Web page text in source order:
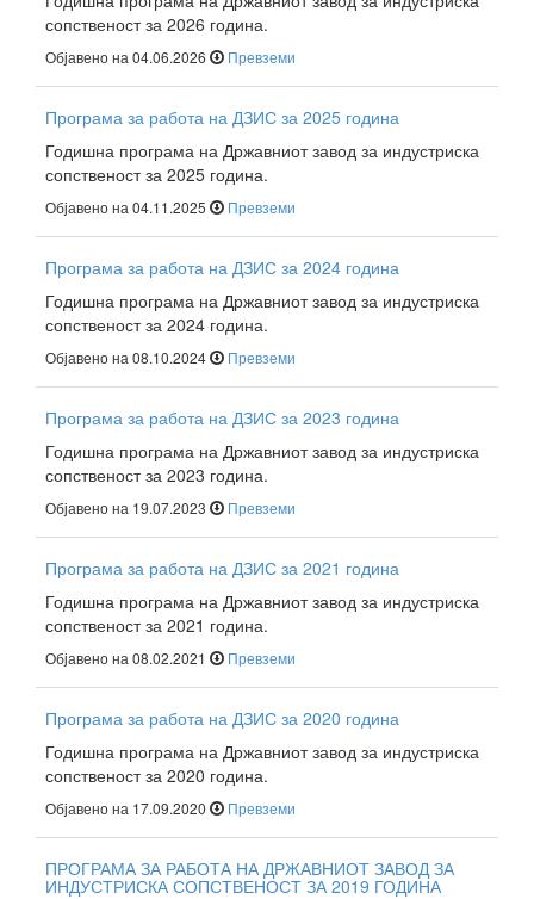
сопственост за 2026 година.
Објавено на 04.06.2026 Превземи
Програма за работа на ДЗИС за 2025 година
Годишна програма на Државниот завод за индустриска
сопственост за 2025 година.
Објавено на 04.11.2025 Превземи
Програма за работа на ДЗИС за 2024 година
Годишна програма на Државниот завод за индустриска
сопственост за 2024 година.
Објавено на 08.10.2024 Превземи
Програма за работа на ДЗИС за 2023 година
Годишна програма на Државниот завод за индустриска
сопственост за 2023 година.
Објавено на 19.07.2023 Превземи
Програма за работа на ДЗИС за 2021 година
Годишна програма на Државниот завод за индустриска
сопственост за 2021 година.
Објавено на 08.02.2021 Превземи
Програма за работа на ДЗИС за 2020 година
Годишна програма на Државниот завод за индустриска
сопственост за 2020 година.
Објавено на 17.09.2020 Превземи
ПРОГРАМА ЗА РАБОТА НА ДРЖАВНИОТ ЗАВОД ЗА
ИНДУСТРИСКА СОПСТВЕНОСТ ЗА 2019 ГОДИНА